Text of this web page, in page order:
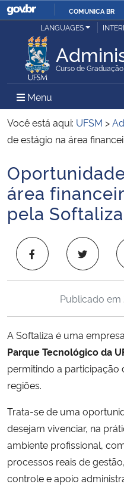
COMUNICA BR
Ministério da Justiça e Segurança
Ministério da Defesa
Ministério das Relações Exteriores
Ministério da Infraestrutura
Ministério da Agricultura, Pecuária
Ministério da Educação
Ministério de Minas e Energia
Ministério da Ciência, Tecnologia,
Ministério do Turismo
Ministério do Desenvolvimento
LANGUAGES
Curso de
Menu Menu
Você está aqui: UFSM >
de estágio na área
Início do conteúdo
área
pela Softaliza
Publicado em
A Softaliza é uma empresa
Parque Tecnológico da
permitindo a participação
regiões.
Trata-se de uma
desejam vivenciar, na
ambiente profissional,
processos reais de
controle e apoio